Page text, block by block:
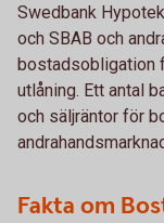
Swedbank
och SBAB och
bostadsobligation
utlåning. Ett antal
och säljräntor för
Fakta om